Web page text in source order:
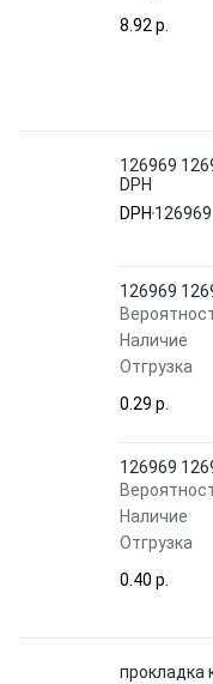
8.92 p.
126969
DPH
DPH 126969
126969
Наличие
Отгрузка
0.29 p.
126969
Наличие
Отгрузка
0.40 p.
прокладка